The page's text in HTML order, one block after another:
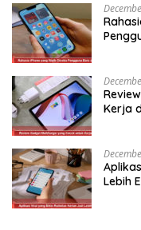
Kerja
Lebih